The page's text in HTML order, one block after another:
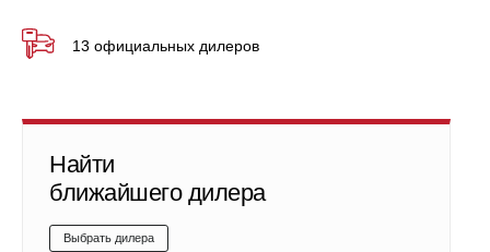
13 официальных дилеров
Найти
ближайшего дилера
Выбрать дилера